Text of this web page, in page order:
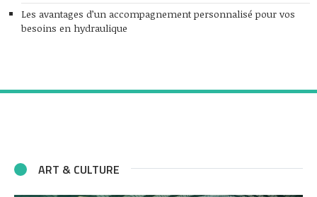
Les avantages d’un accompagnement personnalisé pour vos
besoins en hydraulique
ART & CULTURE